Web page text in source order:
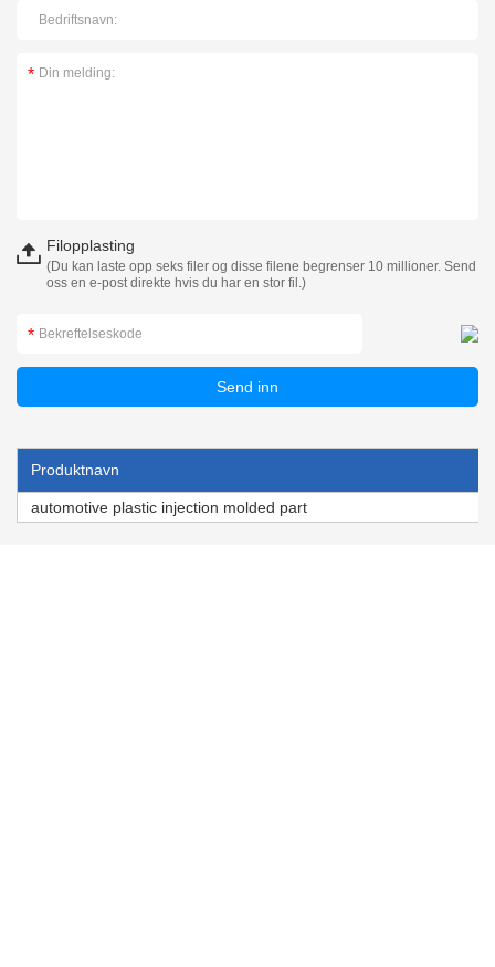
Filopplasting
(Du kan laste opp seks filer og disse filene begrenser 10 millioner. Send
oss en e-post direkte hvis du har en stor fil.)
Produktnavn
automotive plastic injection molded part